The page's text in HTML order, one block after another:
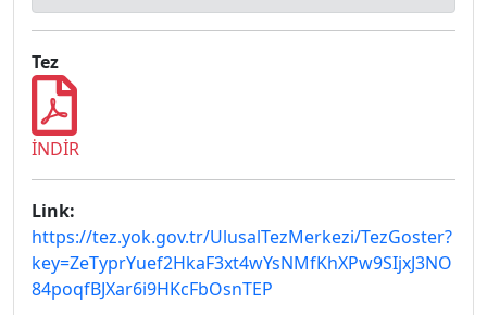
Tez
İNDİR
Link:
https://tez.yok.gov.tr/UlusalTezMerkezi/TezGoster?
key=ZeTyprYuef2HkaF3xt4wYsNMfKhXPw9SIjxJ3NO
84poqfBJXar6i9HKcFbOsnTEP